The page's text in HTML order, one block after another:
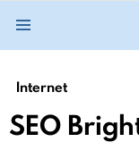
Internet
SEO